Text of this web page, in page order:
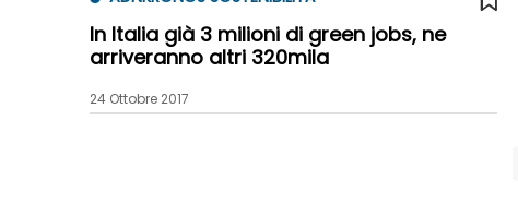
In Italia già 3 milioni di green jobs, ne
arriveranno altri 320mila
24 Ottobre 2017